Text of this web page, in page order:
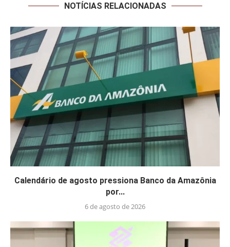
NOTÍCIAS RELACIONADAS
Calendário de agosto pressiona Banco da Amazônia
por...
6 de agosto de 2026